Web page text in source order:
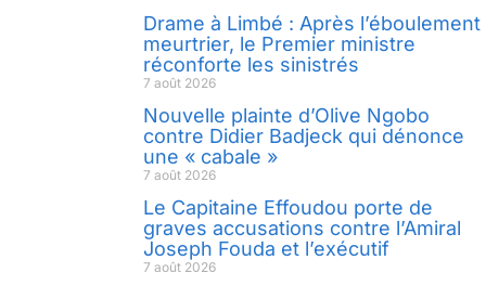
Drame à Limbé : Après l’éboulement
meurtrier, le Premier ministre
réconforte les sinistrés
7 août 2026
Nouvelle plainte d’Olive Ngobo
contre Didier Badjeck qui dénonce
une « cabale »
7 août 2026
Le Capitaine Effoudou porte de
graves accusations contre l’Amiral
Joseph Fouda et l’exécutif
7 août 2026